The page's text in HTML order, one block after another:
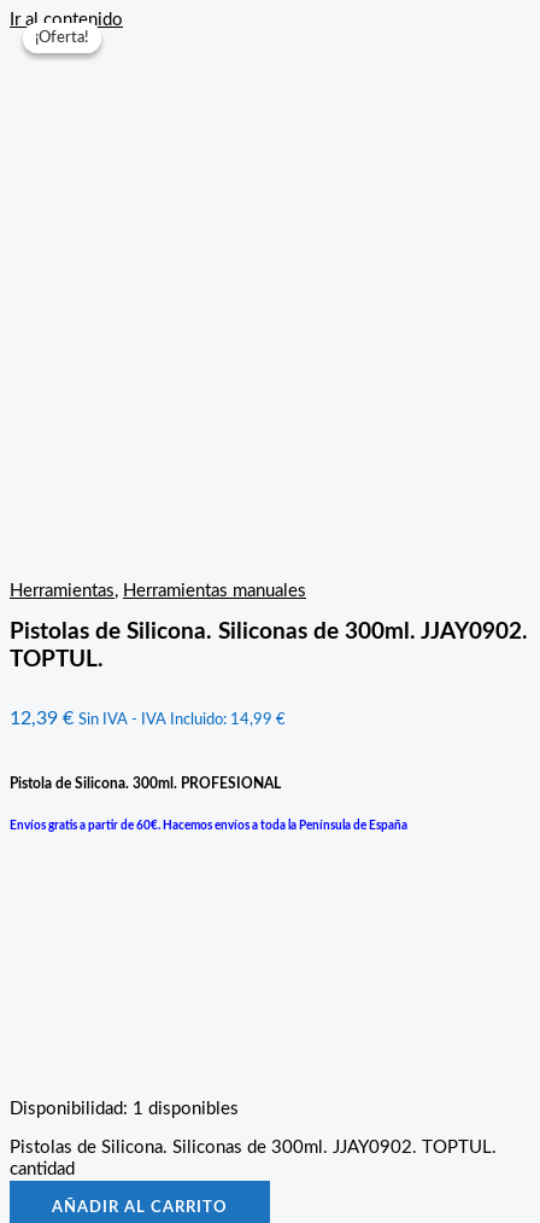
Ir al contenido
Herramientas, Herramientas manuales
Pistolas de Silicona. Siliconas de 300ml. JJAY0902.
TOPTUL.
12,39 € Sin IVA - IVA Incluido: 14,99 €
Pistola de Silicona. 300ml. PROFESIONAL
Envíos gratis a partir de 60€. Hacemos envíos a toda la Península de España
Disponibilidad: 1 disponibles
Pistolas de Silicona. Siliconas de 300ml. JJAY0902. TOPTUL.
cantidad
AÑADIR AL CARRITO
¡Oferta!
¡Oferta!